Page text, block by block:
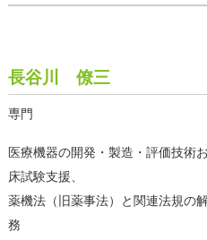
長谷川 僚三
専門
医療機器の開発・製造・評価技術
床試験支援、
薬機法（旧薬事法）と関連法規の
務